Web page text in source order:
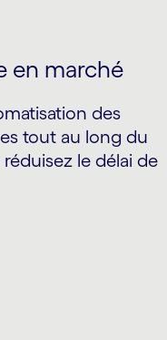
en marché
des
tout au long du
le délai de